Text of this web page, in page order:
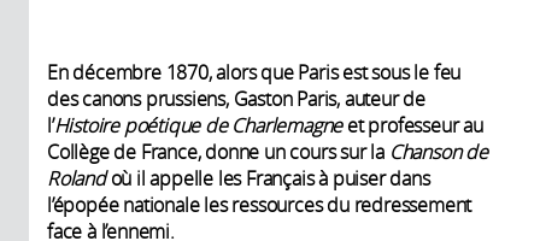
En décembre 1870, alors que Paris est sous le feu
des canons prussiens, Gaston Paris, auteur de
l’Histoire poétique de Charlemagneet professeur au
Collège de France, donne un cours sur la Chanson de
Rolandoù il appelle les Français à puiser dans
l’épopée nationale les ressources du redressement
face à l’ennemi.